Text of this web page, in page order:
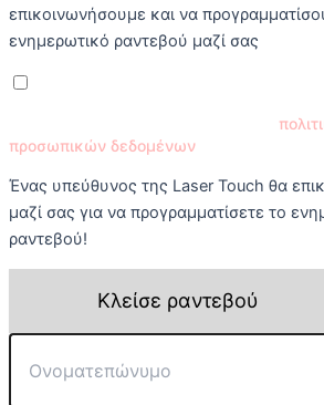
επικοινωνήσουμε και να
ενημερωτικό ραντεβού μαζί σας
προσωπικών δεδομένων
Ένας υπεύθυνος της Laser Touch θα
μαζί σας για να προγραμματίσετε το
ραντεβού!
Κλείσε ραντεβού